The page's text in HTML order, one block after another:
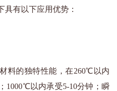
有以下应用优势：
料的独特性能，在260℃以内
1000℃以内承受5-10分钟；瞬